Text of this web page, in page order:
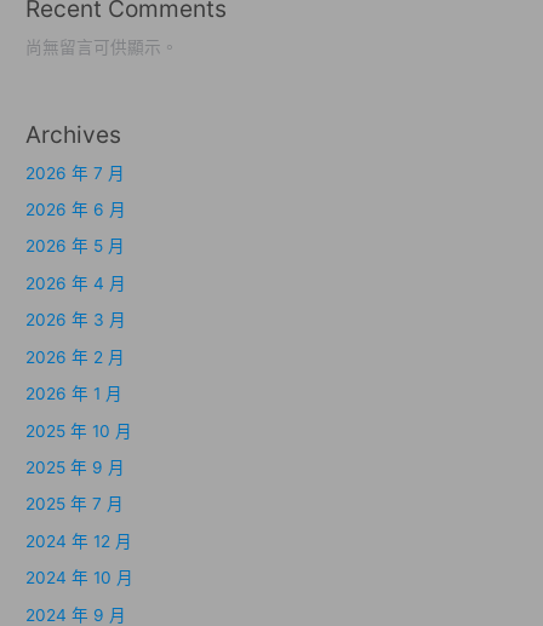
Recent Comments
尚無留言可供顯示。
Archives
2026 年 7 月
2026 年 6 月
2026 年 5 月
2026 年 4 月
2026 年 3 月
2026 年 2 月
2026 年 1 月
2025 年 10 月
2025 年 9 月
2025 年 7 月
2024 年 12 月
2024 年 10 月
2024 年 9 月